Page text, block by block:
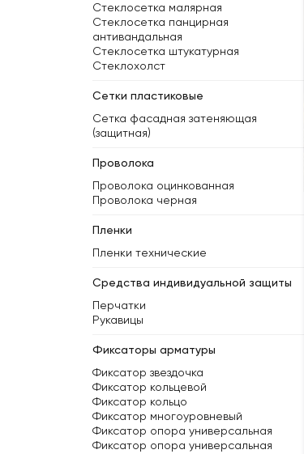
Стеклосетка малярная
Стеклосетка панцирная
антивандальная
Стеклосетка штукатурная
Стеклохолст
Сетки пластиковые
Сетка фасадная затеняющая
(защитная)
Проволока
Проволока оцинкованная
Проволока черная
Пленки
Пленки технические
Средства индивидуальной защиты
Перчатки
Рукавицы
Фиксаторы арматуры
Фиксатор звездочка
Фиксатор кольцевой
Фиксатор кольцо
Фиксатор многоуровневый
Фиксатор опора универсальная
Фиксатор опора универсальная